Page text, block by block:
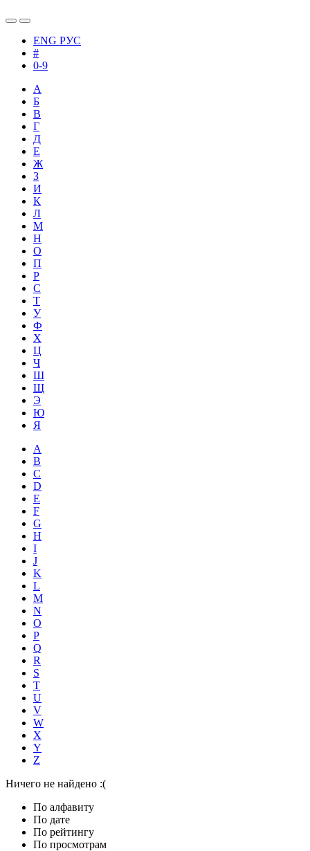
ENG РУС
#
0-9
А
Б
В
Г
Д
Е
Ж
З
И
К
Л
М
Н
О
П
Р
С
Т
У
Ф
Х
Ц
Ч
Ш
Щ
Э
Ю
Я
A
B
C
D
E
F
G
H
I
J
K
L
M
N
O
P
Q
R
S
T
U
V
W
X
Y
Z
Ничего не найдено :(
По алфавиту
По дате
По рейтингу
По просмотрам